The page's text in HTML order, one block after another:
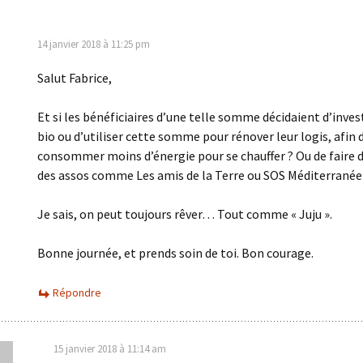
14 janvier 2018 à 11:25 pm
Salut Fabrice,
Et si les bénéficiaires d’une telle somme décidaient
bio ou d’utiliser cette somme pour rénover leur logis, afin
consommer moins d’énergie pour se chauffer ? Ou de faire
des assos comme Les amis de la Terre ou SOS Méditerranée
Je sais, on peut toujours rêver… Tout comme « Juju ».
Bonne journée, et prends soin de toi. Bon courage.
Répondre
15 janvier 2018 à 11:14 am